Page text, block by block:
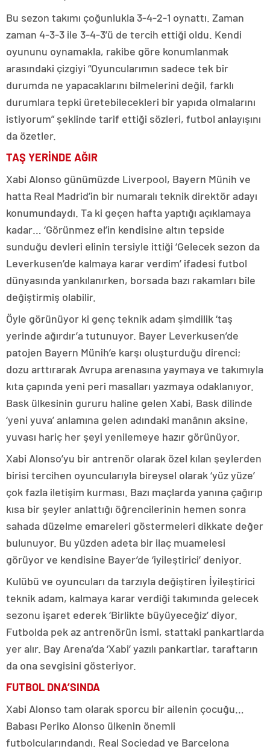
Bu sezon takımı çoğunlukla 3-4-2-1 oynattı. Zaman
zaman 4-3-3 ile 3-4-3’ü de tercih ettiği oldu. Kendi
oyununu oynamakla, rakibe göre konumlanmak
arasındaki çizgiyi “Oyuncularımın sadece tek bir
durumda ne yapacaklarını bilmelerini değil, farklı
durumlara tepki üretebilecekleri bir yapıda olmalarını
istiyorum” şeklinde tarif ettiği sözleri, futbol anlayışını
da özetler.
TAŞ YERİNDE AĞIR
Xabi Alonso günümüzde Liverpool, Bayern Münih ve
hatta Real Madrid’in bir numaralı teknik direktör adayı
konumundaydı. Ta ki geçen hafta yaptığı açıklamaya
kadar… ‘Görünmez el’in kendisine altın tepside
sunduğu devleri elinin tersiyle ittiği ‘Gelecek sezon da
Leverkusen’de kalmaya karar verdim’ ifadesi futbol
dünyasında yankılanırken, borsada bazı rakamları bile
değiştirmiş olabilir.
Öyle görünüyor ki genç teknik adam şimdilik ‘taş
yerinde ağırdır’a tutunuyor. Bayer Leverkusen’de
patojen Bayern Münih’e karşı oluşturduğu direnci;
dozu arttırarak Avrupa arenasına yaymaya ve takımıyla
kıta çapında yeni peri masalları yazmaya odaklanıyor.
Bask ülkesinin gururu haline gelen Xabi, Bask dilinde
‘yeni yuva’ anlamına gelen adındaki manânın aksine,
yuvası hariç her şeyi yenilemeye hazır görünüyor.
Xabi Alonso’yu bir antrenör olarak özel kılan şeylerden
birisi tercihen oyuncularıyla bireysel olarak ‘yüz yüze’
çok fazla iletişim kurması. Bazı maçlarda yanına çağırıp
kısa bir şeyler anlattığı öğrencilerinin hemen sonra
sahada düzelme emareleri göstermeleri dikkate değer
bulunuyor. Bu yüzden adeta bir ilaç muamelesi
görüyor ve kendisine Bayer’de ‘iyileştirici’ deniyor.
Kulübü ve oyuncuları da tarzıyla değiştiren İyileştirici
teknik adam, kalmaya karar verdiği takımında gelecek
sezonu işaret ederek ‘Birlikte büyüyeceğiz’ diyor.
Futbolda pek az antrenörün ismi, stattaki pankartlarda
yer alır. Bay Arena’da ‘Xabi’ yazılı pankartlar, taraftarın
da ona sevgisini gösteriyor.
FUTBOL DNA’SINDA
Xabi Alonso tam olarak sporcu bir ailenin çocuğu…
Babası Periko Alonso ülkenin önemli
futbolcularındandı. Real Sociedad ve Barcelona